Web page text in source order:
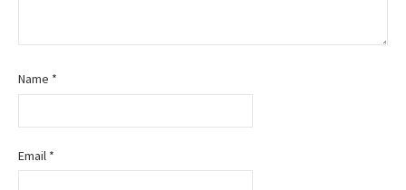
i
o
n
Name *
Email *